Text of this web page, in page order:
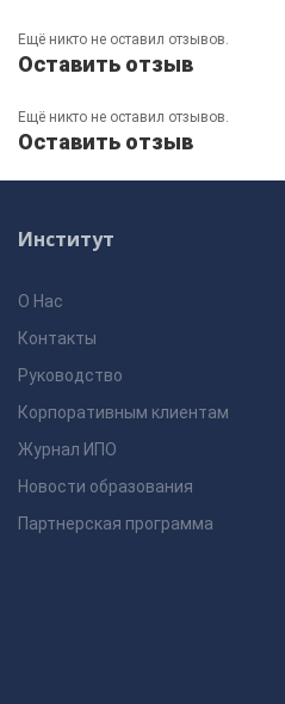
Ещё никто не оставил отзывов.
Оставить отзыв
Ещё никто не оставил отзывов.
Оставить отзыв
Институт
О Нас
Контакты
Руководство
Корпоративным клиентам
Журнал ИПО
Новости образования
Партнерская программа